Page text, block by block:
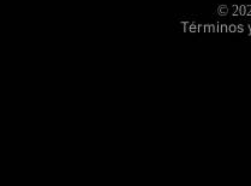
©
Términos